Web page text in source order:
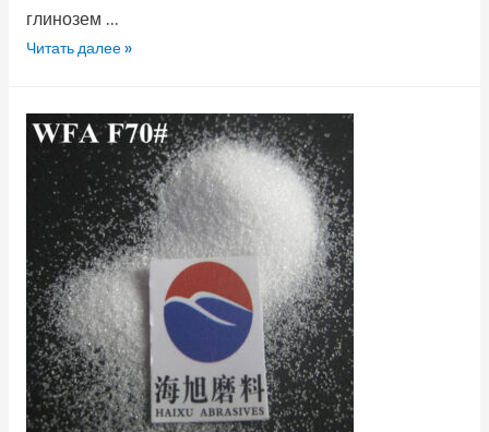
глинозем …
Читать далее »